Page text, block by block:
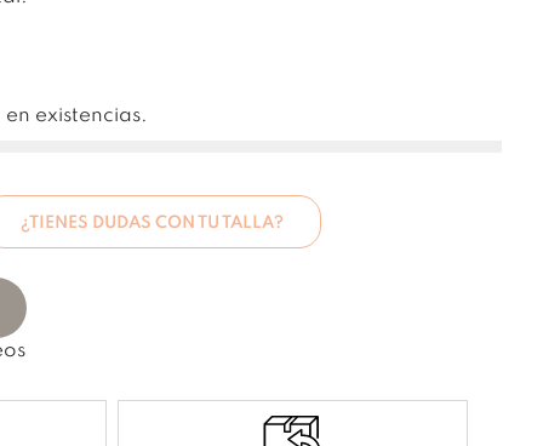
en existencias.
¿TIENES DUDAS CON TU TALLA?